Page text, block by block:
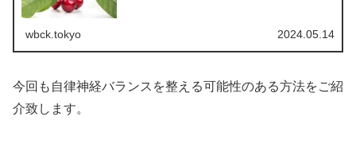
wbck.tokyo 2024.05.14
今回も自律神経バランスを整える可能性のある方法をご紹
介致します。